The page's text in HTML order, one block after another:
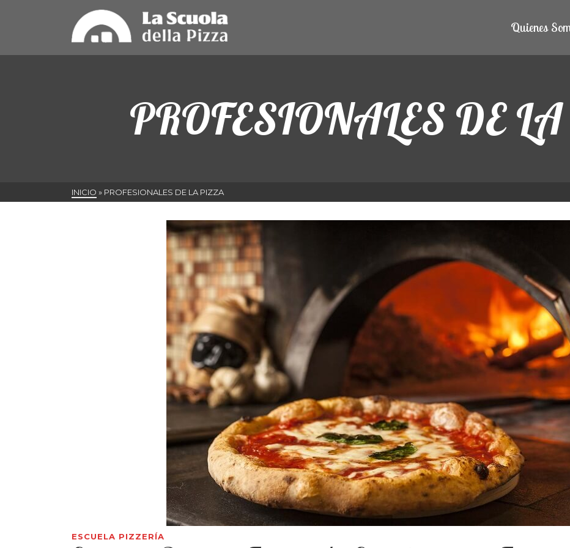
Quienes
PROFESIONALES DE
INICIO » PROFESIONALES DE LA PIZZA
ESCUELA PIZZERÍA